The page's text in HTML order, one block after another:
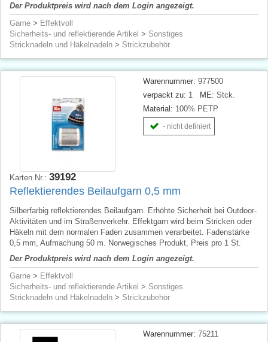
Der Produktpreis wird nach dem Login angezeigt.
Garne > Effektvoll
Sicherheits- und reflektierende Artikel > Sonstiges
Stricknadeln und Häkelnadeln > Strickzubehör
Warennummer: 977500
verpackt zu: 1 ME: Stck.
Material: 100% PETP
- nicht definiert
Karten Nr.: 39192
Reflektierendes Beilaufgarn 0,5 mm
Silberfarbig reflektierendes Beilaufgarn. Erhöhte Sicherheit bei Outdoor-
Aktivitäten und im Straßenverkehr. Effektgarn wird beim Stricken oder
Häkeln mit dem normalen Faden zusammen verarbeitet. Fadenstärke
0,5 mm, Aufmachung 50 m. Norwegisches Produkt, Preis pro 1 St.
Der Produktpreis wird nach dem Login angezeigt.
Garne > Effektvoll
Sicherheits- und reflektierende Artikel > Sonstiges
Stricknadeln und Häkelnadeln > Strickzubehör
Warennummer: 75211